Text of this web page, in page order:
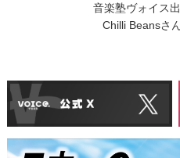
音楽塾ヴォイス
Chilli Beansさ